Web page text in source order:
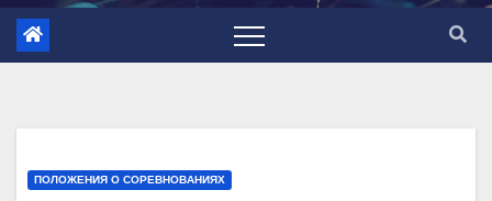
ПОЛОЖЕНИЯ О СОРЕВНОВАНИЯХ